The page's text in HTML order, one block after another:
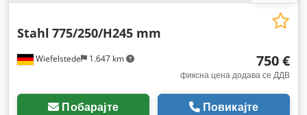
Wiefelstede 1.647 km
Stahl 775/250/H245 mm
750 €
фиксна цена додава се ДДВ
Побарајте Повикајте